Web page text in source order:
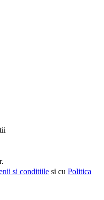
si conditiile si cu Politica